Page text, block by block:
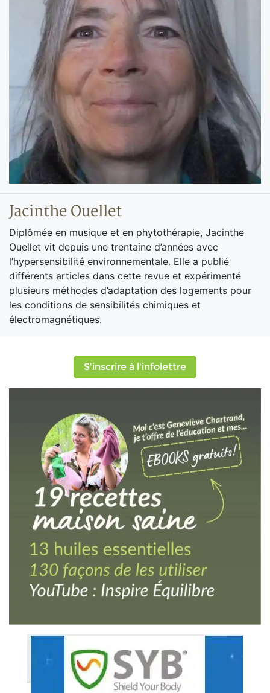
Jacinthe Ouellet
Diplômée en musique et en phytothérapie, Jacinthe
Ouellet vit depuis une trentaine d’années avec
l’hypersensibilité environnementale. Elle a publié
différents articles dans cette revue et expérimenté
plusieurs méthodes d’adaptation des logements pour
les conditions de sensibilités chimiques et
électromagnétiques.
S'inscrire à l'infolettre